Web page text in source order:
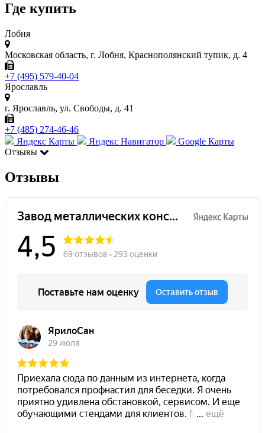
Где купить
Лобня
Московская область, г. Лобня, Краснополянский тупик, д. 4
+7 (495) 579-40-04
Ярославль
г. Ярославль, ул. Свободы, д. 41
+7 (485) 274-46-46
Яндекс Карты
Яндекс Навигатор
Google Карты
Отзывы
Отзывы